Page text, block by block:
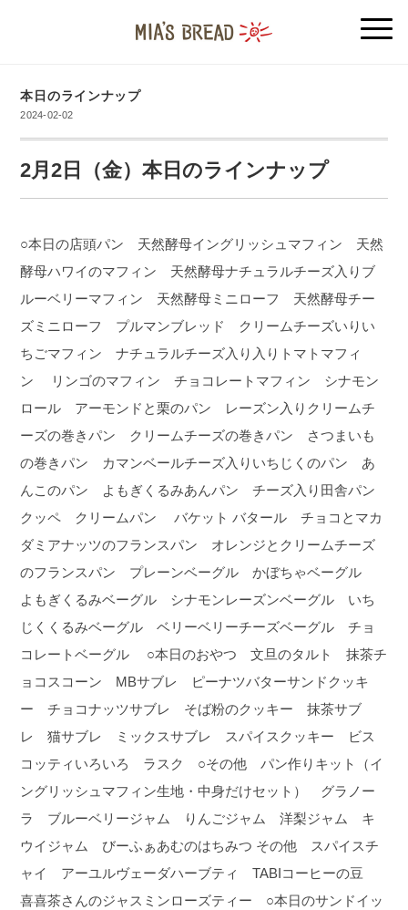
本日のラインナップ
2024-02-02
2月2日（金）本日のラインナップ
○本日の店頭パン 天然酵母イングリッシュマフィン 天然
酵母ハワイのマフィン 天然酵母ナチュラルチーズ入りブ
ルーベリーマフィン 天然酵母ミニローフ 天然酵母チー
ズミニローフ プルマンブレッド クリームチーズいりい
ちごマフィン ナチュラルチーズ入り入りトマトマフィ
ン リンゴのマフィン チョコレートマフィン シナモン
ロール アーモンドと栗のパン レーズン入りクリームチ
ーズの巻きパン クリームチーズの巻きパン さつまいも
の巻きパン カマンベールチーズ入りいちじくのパン あ
んこのパン よもぎくるみあんパン チーズ入り田舎パン
クッペ クリームパン バケット バタール チョコとマカ
ダミアナッツのフランスパン オレンジとクリームチーズ
のフランスパン プレーンベーグル かぼちゃベーグル
よもぎくるみベーグル シナモンレーズンベーグル いち
じくくるみベーグル ベリーベリーチーズベーグル チョ
コレートベーグル ○本日のおやつ 文旦のタルト 抹茶チ
ョコスコーン MBサブレ ピーナツバターサンドクッキ
ー チョコナッツサブレ そば粉のクッキー 抹茶サブ
レ 猫サブレ ミックスサブレ スパイスクッキー ビス
コッティいろいろ ラスク ○その他 パン作りキット（イ
ングリッシュマフィン生地・中身だけセット） グラノー
ラ ブルーベリージャム りんごジャム 洋梨ジャム キ
ウイジャム びーふぁあむのはちみつ その他 スパイスチ
ャイ アーユルヴェーダハーブティ TABIコーヒーの豆
喜喜茶さんのジャスミンローズティー ○本日のサンドイッ